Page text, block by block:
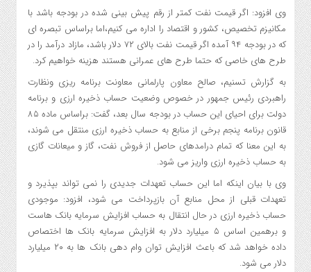
وی افزود: اگر قیمت نفت کمتر از رقم پیش بینی شده در بودجه باشد با
مکانیزم تخصیص، کشور و اقتصاد را اداره می کنیم،‌اما براساس تبصره ای
که در بودجه ۹۴ آمده اگر قیمت نفت بالای ۷۲ دلار باشد، مازاد درآمد را در
طرح های خاصی که حتما طرح های عمرانی هستند هزینه خواهیم کرد.
به گزارش تسنیم، صالح معاون پارلمانی معاونت برنامه ریزی ونظارت
راهبردی رئیس جمهور در خصوص وضعیت حساب ذخیره ارزی و برنامه
دولت برای احیای این حساب در بودجه سال بعد، گفت: براساس ماده ۸۵
قانون برنامه پنجم برخی از منابع به حساب ذخیره ارزی منتقل می شوند،
به این معنا که تمام درامدهای حاصل از فروش نفت، گاز و میعانات گازی
به حساب ذخیره ارزی واریز می شود.
وی با بیان اینکه اما این حساب تعهدات جدیدی را نمی تواند بپذیرد و
تعهدات قبلی از محل منابع آن بازپرداخت می شود، افزود: موجودی
حساب ذخیره ارزی در حال انتقال به حساب افزایش سرمایه بانک هاست
و برهمین اساس ۵ میلیارد دلار به افزایش سرمایه بانک ها اختصاص
داده خواهد شد که باعث افزایش توان وام دهی بانک ها به ۲۰ میلیارد
دلار می شود.